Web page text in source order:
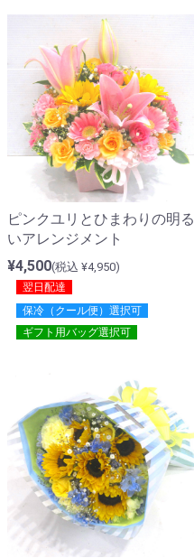
ピンクユリとひまわりの明る
いアレンジメント
¥4,500(税込 ¥4,950)
翌日配達
保冷（クール便）選択可
ギフト用バッグ選択可